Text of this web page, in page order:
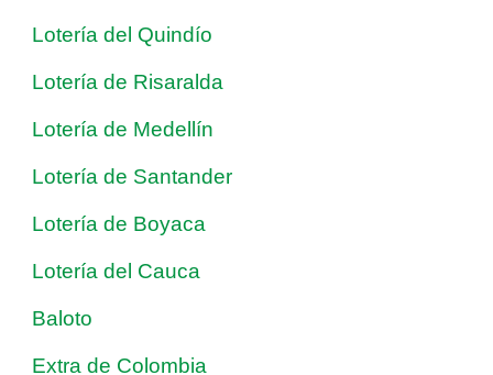
Lotería del Quindío
Lotería de Risaralda
Lotería de Medellín
Lotería de Santander
Lotería de Boyaca
Lotería del Cauca
Baloto
Extra de Colombia